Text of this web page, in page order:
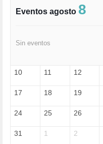
FELICIDAD (1)
FRANCISCO (5)
GUERRA (133)
HUMOR (1)
IA (1)
INMIGRACIÓN (145)
Eventos agosto 8
Sin eventos
10 11 12
17 18 19
24 25 26
31 1 2